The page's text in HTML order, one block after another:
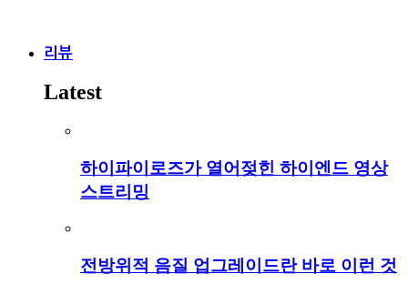
리뷰
Latest
하이파이로즈가 열어젖힌 하이엔드 영상
스트리밍
전방위적 음질 업그레이드란 바로 이런 것